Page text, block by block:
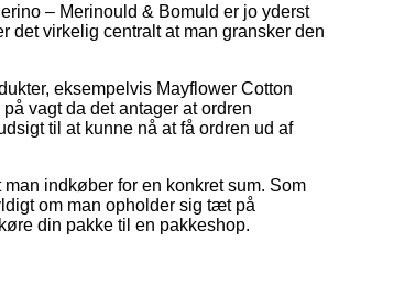
– Merinould & Bomuld er jo yderst
det virkelig centralt at man gransker den
eksempelvis Mayflower Cotton
vagt da det antager at ordren
til at kunne nå at få ordren ud af
indkøber for en konkret sum. Som
om man opholder sig tæt på
din pakke til en pakkeshop.